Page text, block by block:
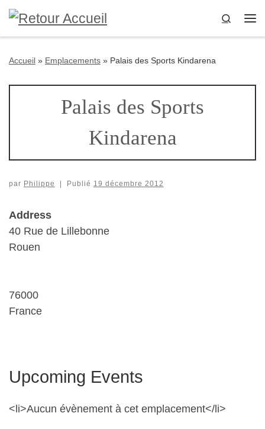
Passer au contenu
Search
Accueil » Emplacements » Palais des Sports Kindarena
Palais des Sports
Kindarena
par Philippe Publié 19 décembre 2012
Address
40 Rue de Lillebonne
Rouen
76000
France
Upcoming Events
<li>Aucun évènement à cet emplacement</li>